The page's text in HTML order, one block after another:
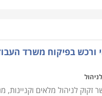
מוקדם, אך עם זאת נדרשת
שכן, ככל שהארגון מורכב
כישורים אישיים על
ורכש בפיקוח משרד
זקוק לניהול מלאים